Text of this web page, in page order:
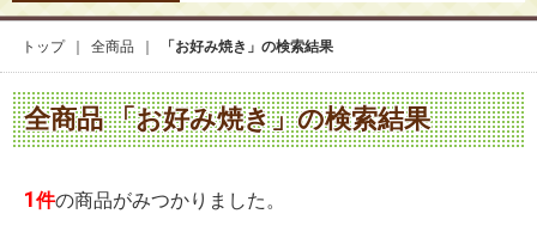
果実の恋
ガーナ
トップ 全商品 「お好み焼き」の検索結果
全商品 「お好み焼き」の検索結果
1件の商品がみつかりました。